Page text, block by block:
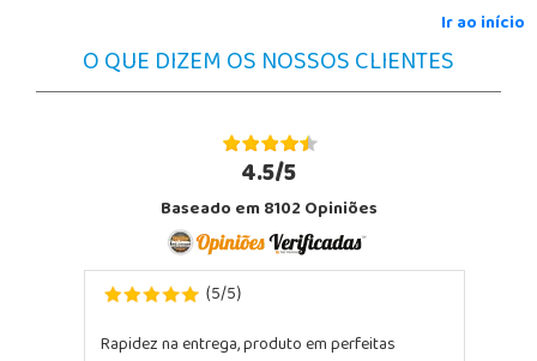
Ir ao início
O QUE DIZEM OS NOSSOS CLIENTES
4.5/5
Baseado em 8102 Opiniões
Excelente
(5/5)
Rapidez na entrega, produto em perfeitas